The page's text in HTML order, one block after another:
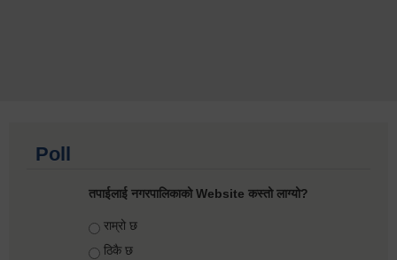
Poll
तपाईलाई नगरपालिकाको Website कस्तो लाग्यो?
Choices
राम्रो छ
ठिकै छ